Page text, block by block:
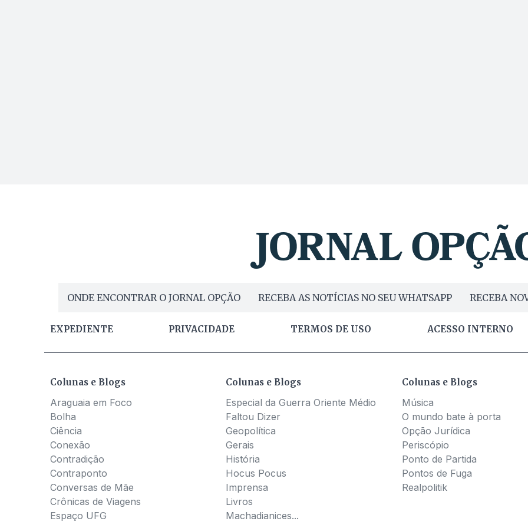
ONDE ENCONTRAR O JORNAL OPÇÃO RECEBA AS NOTÍCIAS NO SEU WHATSAPP RECEBA
EXPEDIENTE PRIVACIDADE TERMOS DE USO ACESSO INTERNO
Colunas e Blogs
Araguaia em Foco
Bolha
Ciência
Conexão
Contradição
Contraponto
Conversas de Mãe
Crônicas de Viagens
Espaço UFG
Colunas e Blogs
Especial da Guerra Oriente Médio
Faltou Dizer
Geopolítica
Gerais
História
Hocus Pocus
Imprensa
Livros
Machadianices...
Colunas e Blogs
Música
O mundo bate à porta
Opção Jurídica
Periscópio
Ponto de Partida
Pontos de Fuga
Realpolitik